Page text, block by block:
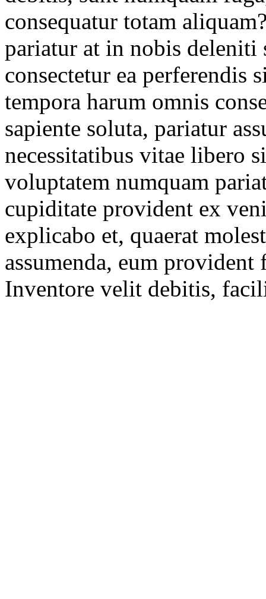
consequatur totam
pariatur at in nobis deleniti
consectetur ea perferendis
tempora harum omnis
sapiente soluta, pariatur
necessitatibus vitae libero
voluptatem numquam
cupiditate provident ex
explicabo et, quaerat
assumenda, eum
Inventore velit debitis,